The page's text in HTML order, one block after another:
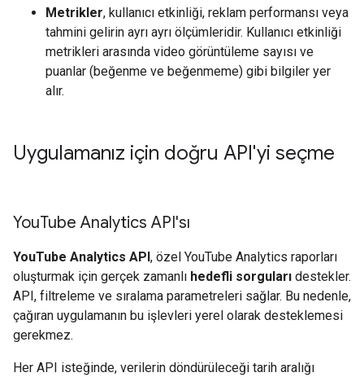
Metrikler, kullanıcı etkinliği, reklam performansı veya
tahmini gelirin ayrı ayrı ölçümleridir. Kullanıcı etkinliği
metrikleri arasında video görüntüleme sayısı ve
puanlar (beğenme ve beğenmeme) gibi bilgiler yer
alır.
Uygulamanız için doğru API'yi seçme
YouTube Analytics API'sı
YouTube Analytics API, özel YouTube Analytics raporları
oluşturmak için gerçek zamanlı hedefli sorguları destekler.
API, filtreleme ve sıralama parametreleri sağlar. Bu nedenle,
çağıran uygulamanın bu işlevleri yerel olarak desteklemesi
gerekmez.
Her API isteğinde, verilerin döndürüleceği tarih aralığı